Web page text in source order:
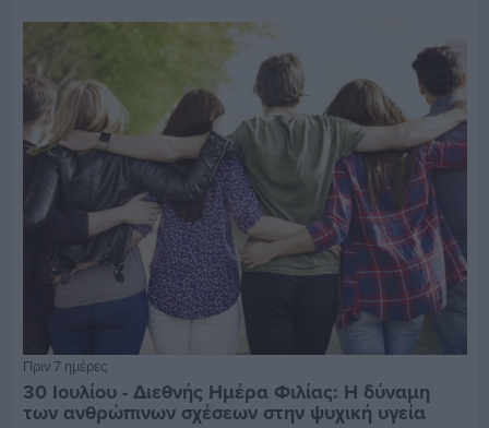
Πριν 7 ημέρες
30 Ιουλίου - Διεθνής Ημέρα Φιλίας: Η δύναμη
των ανθρώπινων σχέσεων στην ψυχική υγεία